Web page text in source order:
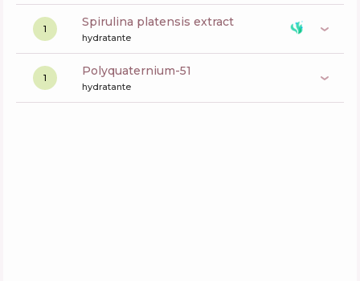
1 spirulina platensis extract
hydratante
1 polyquaternium-51
hydratante